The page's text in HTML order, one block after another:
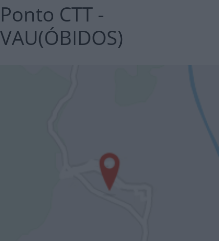
Ponto CTT -
VAU(ÓBIDOS)